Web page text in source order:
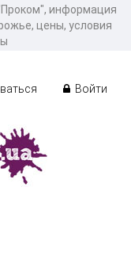
информация
цены, условия
Войти